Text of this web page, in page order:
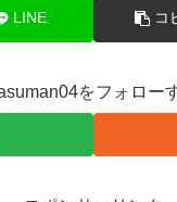
LINE コ
をフォロー